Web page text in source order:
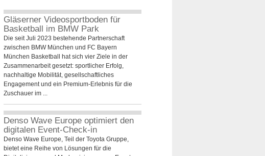
Gläserner Videosportboden für
Basketball im BMW Park
Die seit Juli 2023 bestehende Partnerschaft
zwischen BMW München und FC Bayern
München Basketball hat sich vier Ziele in der
Zusammenarbeit gesetzt: sportlicher Erfolg,
nachhaltige Mobilität, gesellschaftliches
Engagement und ein Premium-Erlebnis für die
Zuschauer im ...
Denso Wave Europe optimiert den
digitalen Event-Check-in
Denso Wave Europe, Teil der Toyota Gruppe,
bietet eine Reihe von Lösungen für die